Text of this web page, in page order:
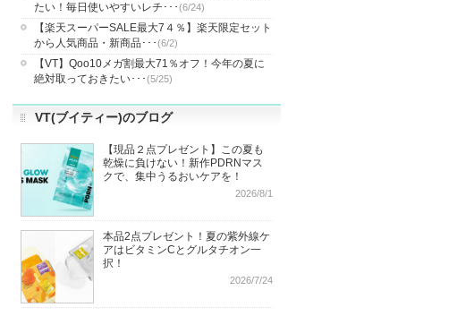
たい！毎日使いやすいレチ･･･(6/24)
【楽天スーパーSALE最大7４％】楽天限定セット
から人気商品・新商品･･･(6/2)
【VT】Qoo10メガ割最大71％オフ！今年の夏に
絶対取っておきたい･･･(5/25)
VT(ブイティー)のブログ
【現品２点プレゼント】この夏も
乾燥に負けない！新作PDRNマス
クで、集中うるおいケアを！
2026/8/1
本品2点プレゼント！夏の紫外線ケ
アはビタミンCとグルタチオン一
択！
2026/7/24